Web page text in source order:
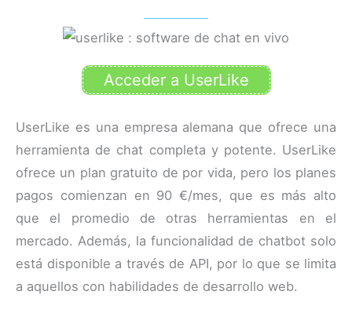
Acceder a UserLike
UserLike es una empresa alemana que ofrece una
herramienta de chat completa y potente. UserLike
ofrece un plan gratuito de por vida, pero los planes
pagos comienzan en 90 €/mes, que es más alto
que el promedio de otras herramientas en el
mercado. Además, la funcionalidad de chatbot solo
está disponible a través de API, por lo que se limita
a aquellos con habilidades de desarrollo web.